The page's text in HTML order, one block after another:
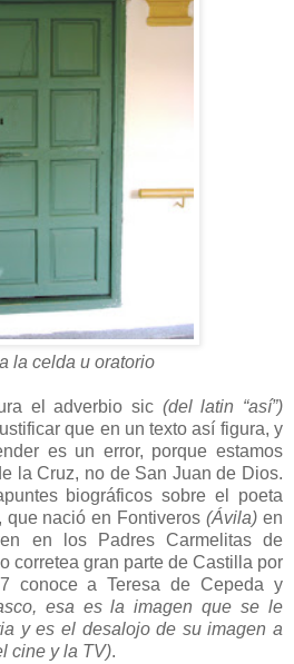
la celda u oratorio
el adverbio sic (del latin “así”)
que en un texto así figura, y
es un error, porque estamos
la Cruz, no de San Juan de Dios.
biográficos sobre el poeta
nació en Fontiveros (Ávila)en
en los Padres Carmelitas de
corretea gran parte de Castilla por
conoce a Teresa de Cepeda y
esa es la imagen que se le
y es el desalojo de su imagen a
cine y la TV).